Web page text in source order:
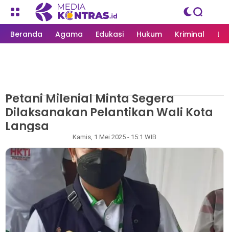
Beranda Agama Edukasi Hukum Kriminal
MEDIAKONTRAS.ID / LANGSA
Petani Milenial Minta Segera
Dilaksanakan Pelantikan Wali Kota
Langsa
Kamis, 1 Mei 2025 - 15:1 WIB